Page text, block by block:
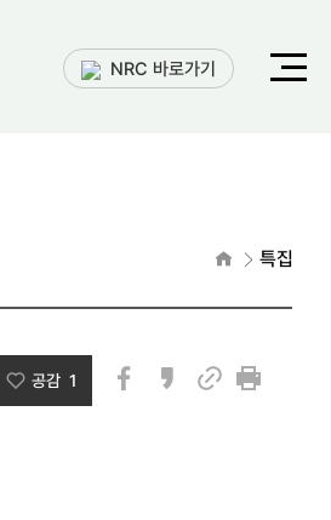
NRC 바로가기
전체메
열기
홈으로
특집
공감 1